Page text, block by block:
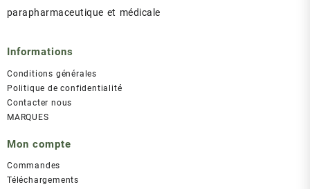
parapharmaceutique et médicale
Informations
Conditions générales
Politique de confidentialité
Contacter nous
MARQUES
Mon compte
Commandes
Téléchargements